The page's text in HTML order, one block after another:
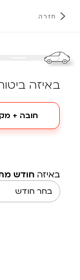
חזרה
באיזה
חובה +
באיזה חודש